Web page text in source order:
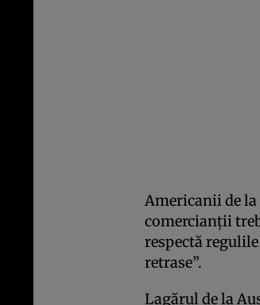
Americanii de
comercianţii
respectă
retrase”.
Lagărul de la